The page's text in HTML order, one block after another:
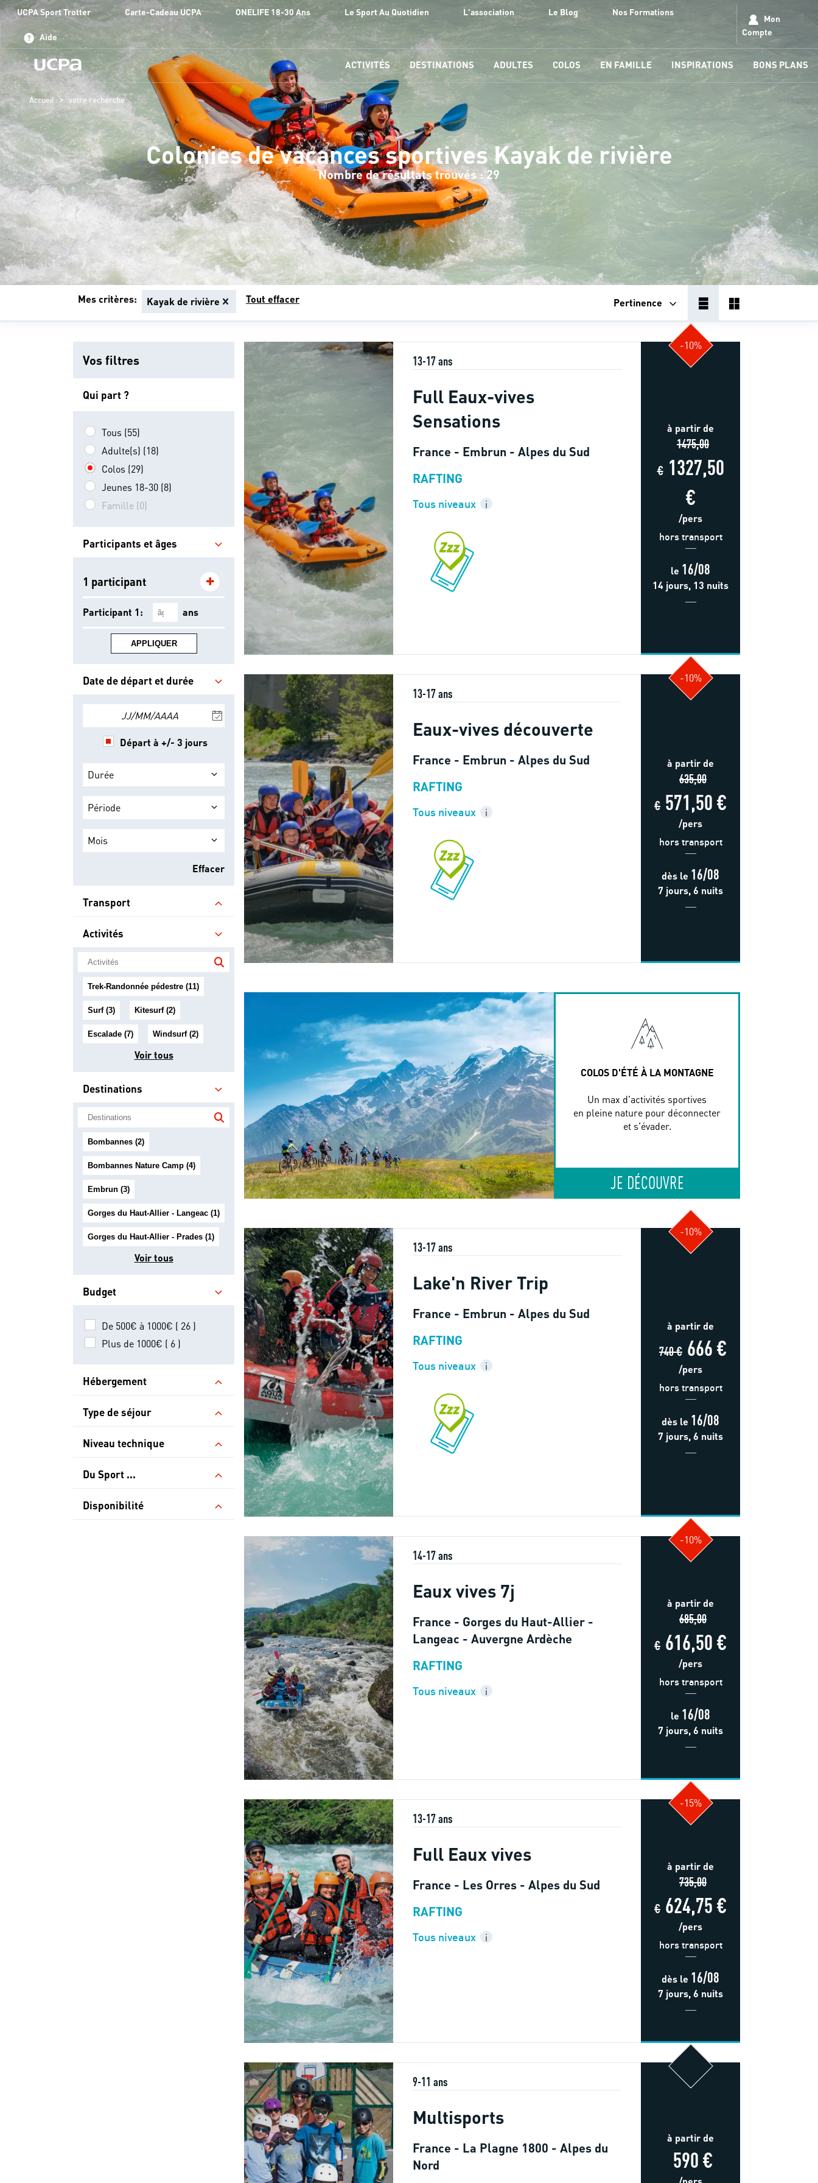
UCPA Sport Trotter Carte-Cadeau UCPA ONELIFE 18-30 Ans Le Sport Au Quotidien L'association Le Blog Nos Formations
Aide
Mon
Compte
ACTIVITÉS DESTINATIONS ADULTES COLOS EN FAMILLE INSPIRATIONS BONS PLANS
Accueil > votre recherche
Colonies de vacances sportives Kayak de rivière
Nombre de résultats trouvés : 29
Mes critères: Kayak de rivière Tout effacer Pertinence
Vos filtres
Qui part ?
Tous (55)
Adulte(s) (18)
Colos (29)
Jeunes 18-30 (8)
Famille (0)
Participants et âges
1 participant
Participant 1: ans
APPLIQUER
Date de départ et durée
JJ/MM/AAAA
Départ à +/- 3 jours
Durée
Période
Mois
Effacer
Transport
Activités
Trek-Randonnée pédestre (11)
Surf (3) Kitesurf (2)
Escalade (7) Windsurf (2)
Voir tous
Destinations
Bombannes (2)
Bombannes Nature Camp (4)
Embrun (3)
Gorges du Haut-Allier - Langeac (1)
Gorges du Haut-Allier - Prades (1)
Voir tous
Budget
De 500€ à 1000€ ( 26 )
Plus de 1000€ ( 6 )
Hébergement
Type de séjour
Niveau technique
Du Sport ...
Disponibilité
13-17 ans
Full Eaux-vives
Sensations
France - Embrun - Alpes du Sud
RAFTING
Tous niveaux i
-10%
à partir de
1475,00
€ 1327,50
€
/pers
hors transport
le 16/08
14 jours, 13 nuits
13-17 ans
Eaux-vives découverte
France - Embrun - Alpes du Sud
RAFTING
Tous niveaux i
-10%
à partir de
635,00
€ 571,50 €
/pers
hors transport
dès le 16/08
7 jours, 6 nuits
COLOS D'ÉTÉ À LA MONTAGNE
Un max d'activités sportives
en pleine nature pour déconnecter
et s'évader.
JE DÉCOUVRE
13-17 ans
Lake'n River Trip
France - Embrun - Alpes du Sud
RAFTING
Tous niveaux i
-10%
à partir de
740 € 666 €
/pers
hors transport
dès le 16/08
7 jours, 6 nuits
14-17 ans
Eaux vives 7j
France - Gorges du Haut-Allier -
Langeac - Auvergne Ardèche
RAFTING
Tous niveaux i
-10%
à partir de
685,00
€ 616,50 €
/pers
hors transport
le 16/08
7 jours, 6 nuits
13-17 ans
Full Eaux vives
France - Les Orres - Alpes du Sud
RAFTING
Tous niveaux i
-15%
à partir de
735,00
€ 624,75 €
/pers
hors transport
dès le 16/08
7 jours, 6 nuits
9-11 ans
Multisports
France - La Plagne 1800 - Alpes du
Nord
à partir de
590 €